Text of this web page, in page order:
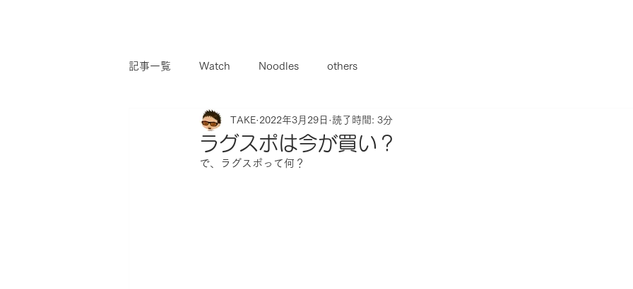
記事一覧 Watch Noodles others
ラグスポは今が買い？
TAKE 2022年3月29日 読了時間: 3分
で、ラグスポって何？